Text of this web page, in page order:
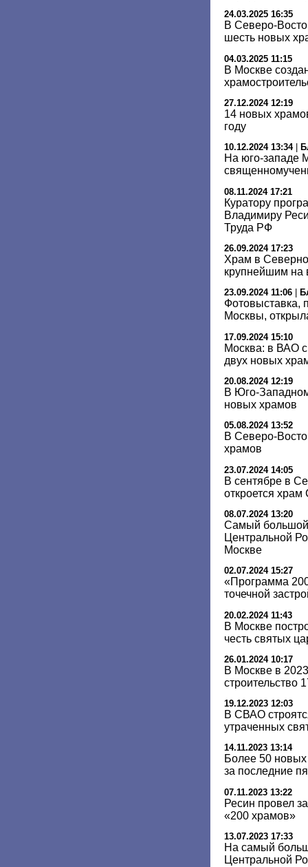
24.03.2025 16:35
В Северо-
шесть новых
04.03.2025 11:15
В Москве
27.12.2024 12:19
14 новых
году
10.12.2024 13:34|
На юго-западе
08.11.2024 17:21
Куратору
Владимиру
Труда РФ
26.09.2024 17:23
Храм в
крупнейшим на
23.09.2024 11:06
Фотовыставка,
Москвы,
17.09.2024 15:10
Москва: в ВАО
двух новых
20.08.2024 12:19
В Юго-
новых храмов
05.08.2024 13:52
В Северо-
храмов
23.07.2024 14:05
В сентябре в
откроется
08.07.2024 13:20
Самый
Центральной
Москве
02.07.2024 15:27
«Программа
точечной
20.02.2024 11:43
В Москве
честь святых
26.01.2024 10:17
В Москве в
строительство
19.12.2023 12:03
В СВАО
утраченных
14.11.2023 13:14
Более 50
за последние
07.11.2023 13:22
Ресин провел
«200 храмов»
13.07.2023 17:33
На самый
Центральной